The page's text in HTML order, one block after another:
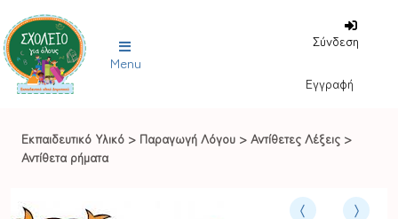
Menu
Σύνδεση
Εγγραφή
Εκπαιδευτικό Υλικό > Παραγωγή Λόγου > Αντίθετες Λέξεις >
Αντίθετα ρήματα